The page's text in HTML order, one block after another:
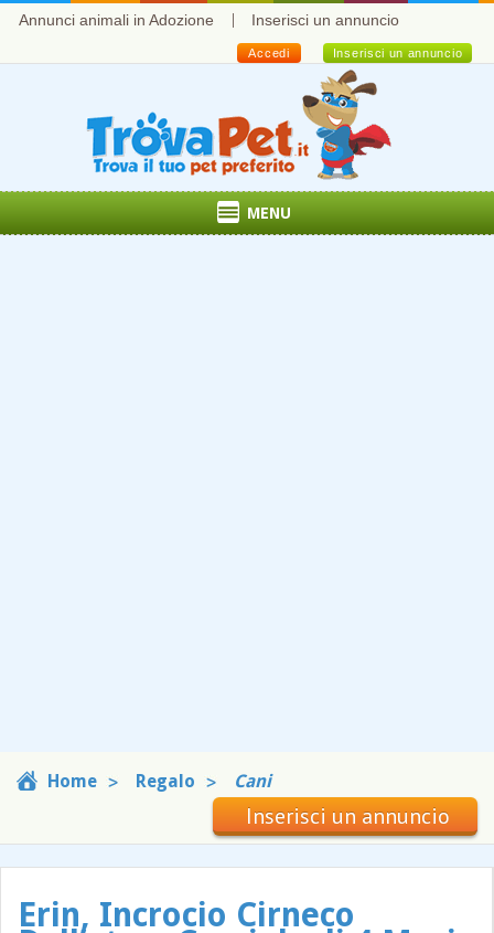
Annunci animali in Adozione Inserisci un annuncio
Inserisci un annuncio
Accedi
MENU
Home Regalo Cani
Inserisci un annuncio
Erin, Incrocio Cirneco